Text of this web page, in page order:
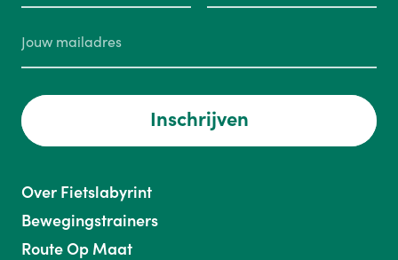
Inschrijven
Over Fietslabyrint
Bewegingstrainers
Route Op Maat